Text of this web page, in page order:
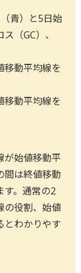
青）と5日始
（GC）、
移動平均線を
移動平均線を
が始値移動平
間は終値移動
す。通常の2
の役割、始値
とわかりやす